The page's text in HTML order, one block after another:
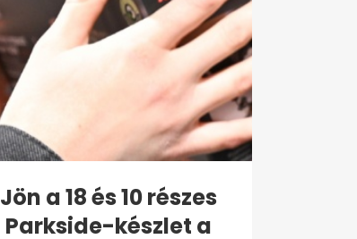
Jön a 18 és 10 részes
Parkside-készlet a